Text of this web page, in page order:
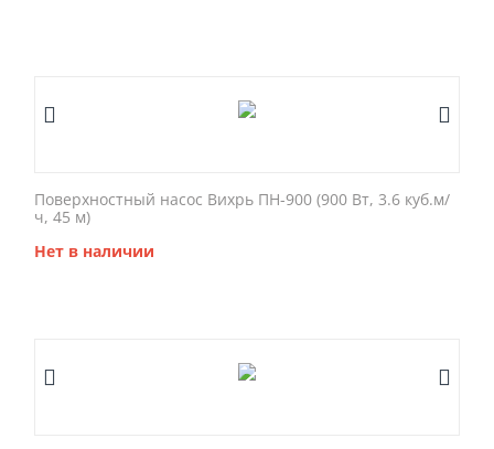
Поверхностный насос Вихрь ПН-900 (900 Вт, 3.6 куб.м/
ч, 45 м)
Нет в наличии